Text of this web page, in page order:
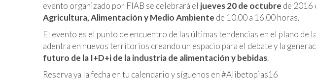
evento organizado por FIAB se celebrará el jueves 20 de octubre de 2016
Agricultura, Alimentación y Medio Ambiente de 10.00 a 16.00 horas.
El evento es el punto de encuentro de las últimas tendencias en el plano
adentra en nuevos territorios creando un espacio para el debate y la
futuro de la I+D+i de la industria de alimentación y bebidas.
Reserva ya la fecha en tu calendario y síguenos en #Alibetopias16